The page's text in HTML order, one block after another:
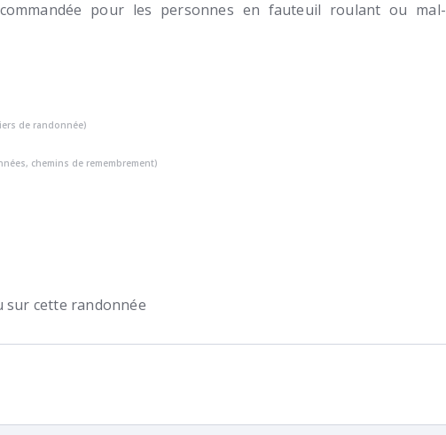
pour les personnes en fauteuil roulant ou mal-
de randonnée)
chemins de remembrement)
sur cette randonnée